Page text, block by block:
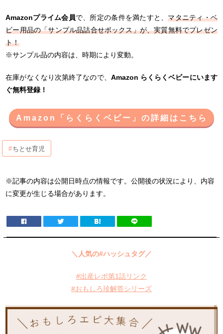
Amazonプライム会員で、所定の条件を満たすと、マタニティ・ベ
ビー用品の「サンプル品詰合せボックス」が、実質無料でプレゼン
ト！
※サンプル品の内容は、時期により変動。
在庫がなくなり次第終了なので、 Amazon らくらくベビーにいます
ぐ無料登録！
Amazon「らくらくベビー」の詳細はこちら
ちとせ育児
※記事の内容は公開日時点の情報です。公開後の状況により、内容
に変更が生じる場合があります。
＼人気の#ハッシュタグ／
#出産レポ第1話リンク
#おもしろ珍解答シリーズ